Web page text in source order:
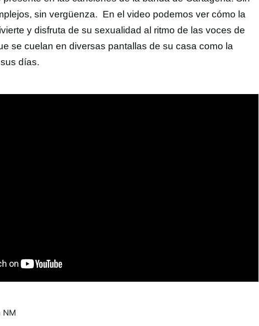
sin vergüenza. En el video podemos ver cómo la
y disfruta de su sexualidad al ritmo de las voces de
se cuelan en diversas pantallas de su casa como la
días.
NM